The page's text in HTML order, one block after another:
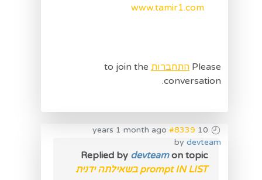
www.tamir1.com
Please התחברות to join the
conversation.
10 years 1 month ago
#8339
by devteam
Replied by devteamon topic
prompt IN LIST בשאילתה ידנית